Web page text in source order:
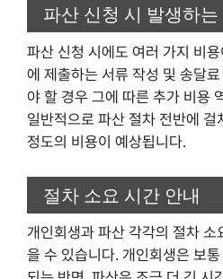
파산 신청 시 발생하는
파산 신청 시에도 여러 가지 비
에 제출하는 서류 작성 및 송달
야 할 경우 그에 따른 추가 비용
일반적으로 파산 절차 전반에
정도의 비용이 예상됩니다.
절차 소요 시간 안내
개인회생과 파산 각각의 절차 소
을 수 있습니다. 개인회생은 보